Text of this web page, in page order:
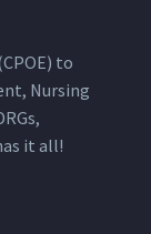
to
Nursing
it all!